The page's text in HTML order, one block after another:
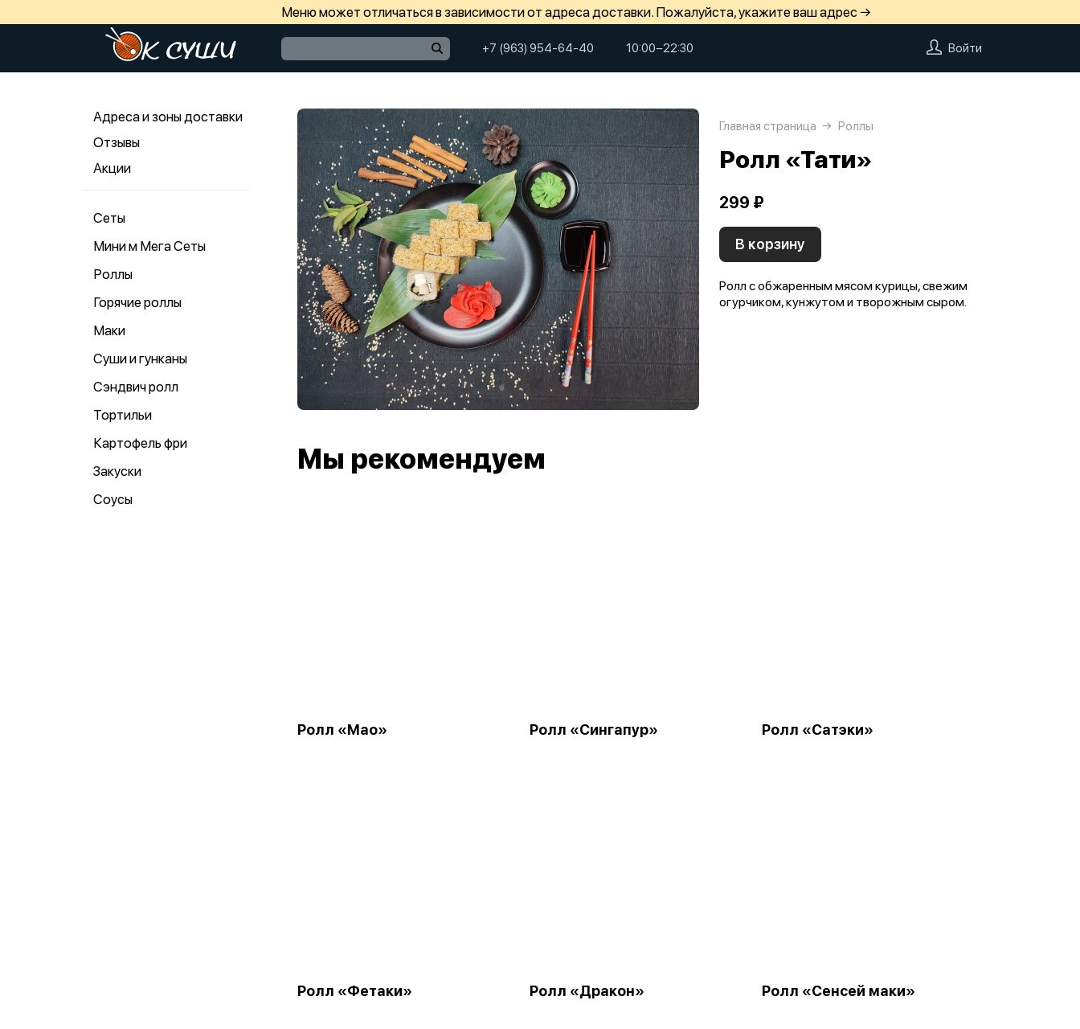
Меню может отличаться в зависимости от адреса доставки. Пожалуйста, укажите ваш адрес →
+7 (963) 954-64-40 10:00−22:30 Войти
Адреса и зоны доставки
Отзывы
Акции
Сеты
Мини м Мега Сеты
Роллы
Горячие роллы
Маки
Суши и гунканы
Сэндвич ролл
Тортильи
Картофель фри
Закуски
Соусы
Главная страница Роллы
Ролл «Тати»
299 ₽
В корзину
Ролл с обжаренным мясом курицы, свежим
огурчиком, кунжутом и творожным сыром.
Мы рекомендуем
Ролл «Мао» Ролл «Сингапур» Ролл «Сатэки»
Ролл «Фетаки» Ролл «Дракон» Ролл «Сенсей маки»